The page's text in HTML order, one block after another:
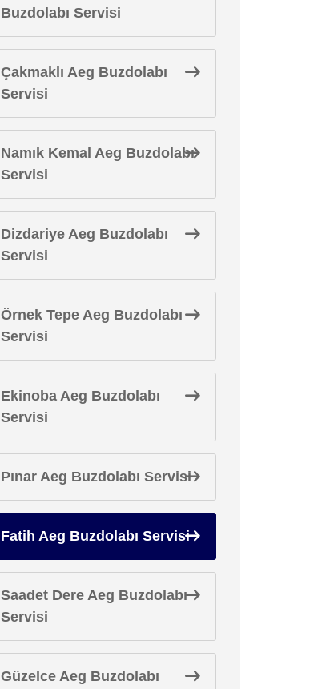
Buzdolabı Servisi
Çakmaklı Aeg Buzdolabı
Servisi
Namık Kemal Aeg Buzdolabı
Servisi
Dizdariye Aeg Buzdolabı
Servisi
Örnek Tepe Aeg Buzdolabı
Servisi
Ekinoba Aeg Buzdolabı
Servisi
Pınar Aeg Buzdolabı Servisi
Fatih Aeg Buzdolabı Servisi
Saadet Dere Aeg Buzdolabı
Servisi
Güzelce Aeg Buzdolabı